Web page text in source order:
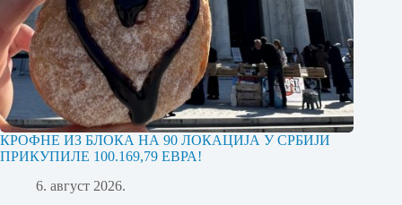
КРОФНЕ ИЗ БЛОКА НА 90 ЛОКАЦИЈА У СРБИЈИ
ПРИКУПИЛЕ 100.169,79 ЕВРА!
6. август 2026.